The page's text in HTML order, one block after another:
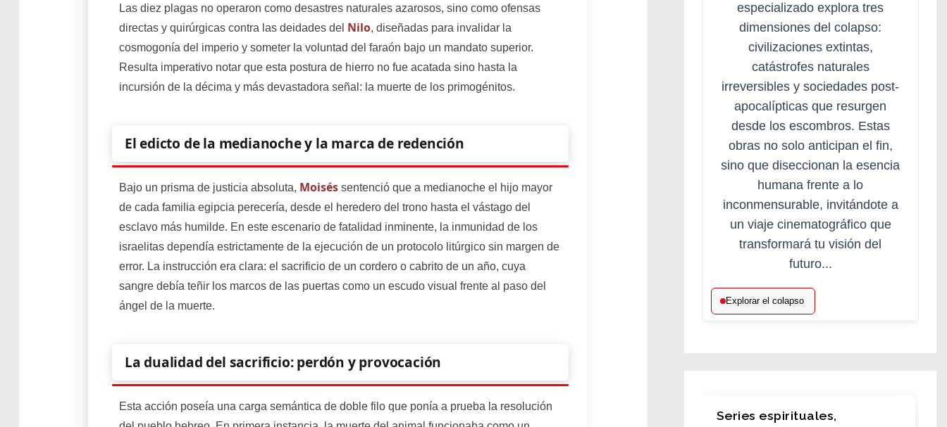
Las diez plagas no operaron como desastres naturales azarosos, sino como ofensas
directas y quirúrgicas contra las deidades del Nilo, diseñadas para invalidar la
cosmogonía del imperio y someter la voluntad del faraón bajo un mandato superior.
Resulta imperativo notar que esta postura de hierro no fue acatada sino hasta la
incursión de la décima y más devastadora señal: la muerte de los primogénitos.
El edicto de la medianoche y la marca de redención
Bajo un prisma de justicia absoluta, Moiséssentenció que a medianoche el hijo mayor
de cada familia egipcia perecería, desde el heredero del trono hasta el vástago del
esclavo más humilde. En este escenario de fatalidad inminente, la inmunidad de los
israelitas dependía estrictamente de la ejecución de un protocolo litúrgico sin margen de
error. La instrucción era clara: el sacrificio de un cordero o cabrito de un año, cuya
sangre debía teñir los marcos de las puertas como un escudo visual frente al paso del
ángel de la muerte.
La dualidad del sacrificio: perdón y provocación
Esta acción poseía una carga semántica de doble filo que ponía a prueba la resolución
especializado explora tres
dimensiones del colapso:
civilizaciones extintas,
catástrofes naturales
irreversibles y sociedades post-
apocalípticas que resurgen
desde los escombros. Estas
obras no solo anticipan el fin,
sino que diseccionan la esencia
humana frente a lo
inconmensurable, invitándote a
un viaje cinematográfico que
transformará tu visión del
futuro...
Explorar el colapso
Series espirituales,